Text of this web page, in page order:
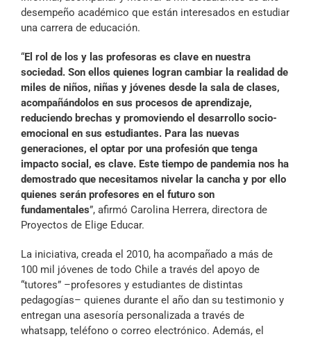
desempeño académico que están interesados en estudiar
una carrera de educación.
“El rol de los y las profesoras es clave en nuestra
sociedad. Son ellos quienes logran cambiar la realidad de
miles de niños, niñas y jóvenes desde la sala de clases,
acompañándolos en sus procesos de aprendizaje,
reduciendo brechas y promoviendo el desarrollo socio-
emocional en sus estudiantes. Para las nuevas
generaciones, el optar por una profesión que tenga
impacto social, es clave. Este tiempo de pandemia nos ha
demostrado que necesitamos nivelar la cancha y por ello
quienes serán profesores en el futuro son
fundamentales”, afirmó Carolina Herrera, directora de
Proyectos de Elige Educar.
La iniciativa, creada el 2010, ha acompañado a más de
100 mil jóvenes de todo Chile a través del apoyo de
“tutores” –profesores y estudiantes de distintas
pedagogías– quienes durante el año dan su testimonio y
entregan una asesoría personalizada a través de
whatsapp, teléfono o correo electrónico. Además, el